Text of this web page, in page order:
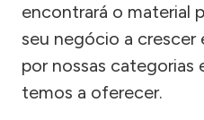
encontrará o material
seu negócio a crescer
por nossas categorias
temos a oferecer.